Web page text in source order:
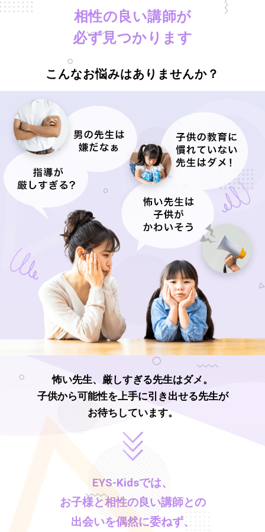
相性の良い講師が
必ず見つかります
こんなお悩みはありませんか？
怖い先生、厳しすぎる先生はダメ。
子供から可能性を上手に引き出せる先生が
お待ちしています。
EYS-Kidsでは、
お子様と相性の良い講師との
出会いを偶然に委ねず、